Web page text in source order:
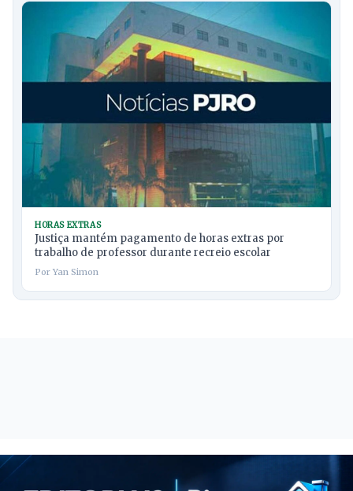
HORAS EXTRAS
Justiça mantém pagamento de horas extras por
trabalho de professor durante recreio escolar
Por Yan Simon